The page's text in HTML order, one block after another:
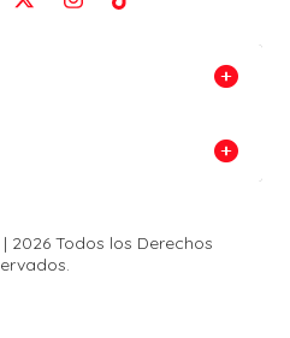
2026 Todos los Derechos